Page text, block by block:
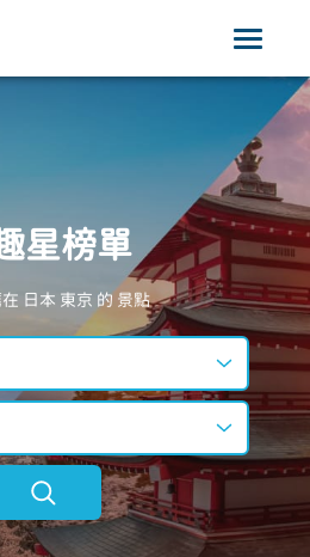
星榜單
日本 東京 的 景點